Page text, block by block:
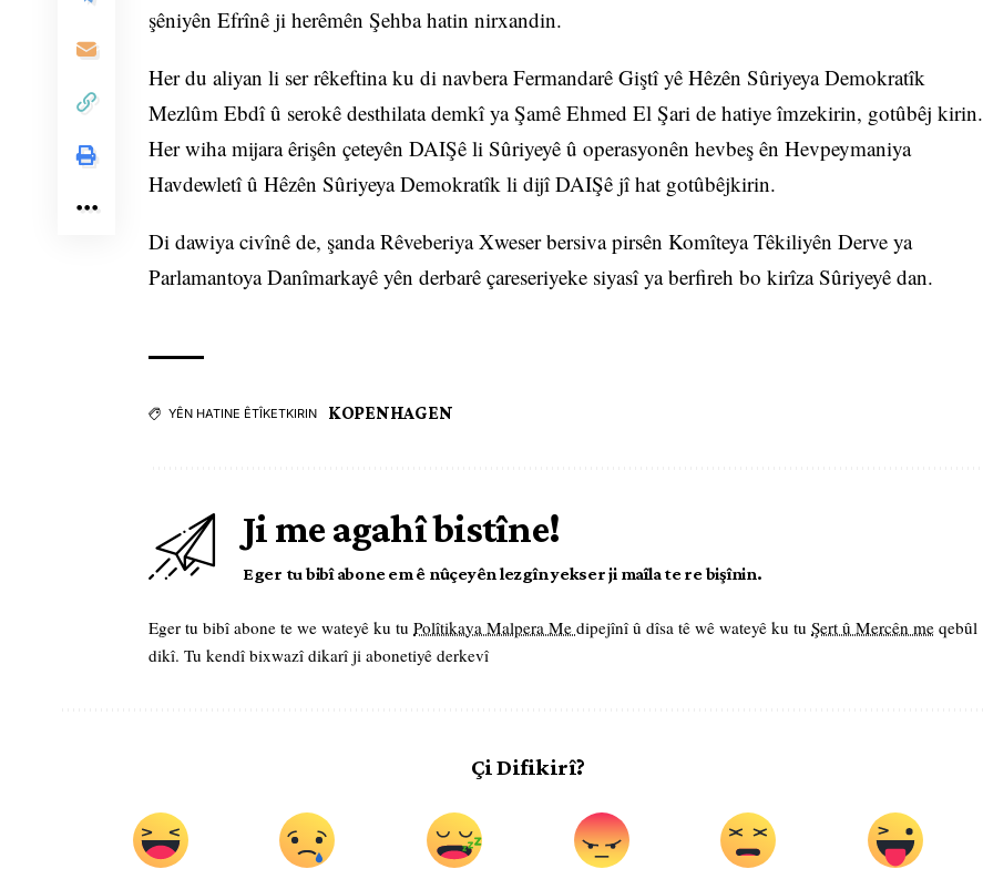
şêniyên Efrînê ji herêmên Şehba hatin nirxandin.
Her du aliyan li ser rêkeftina ku di navbera Fermandarê Giştî yê Hêzên Sûriyeya Demokratîk
Mezlûm Ebdî û serokê desthilata demkî ya Şamê Ehmed El Şari de hatiye îmzekirin, gotûbêj kirin.
Her wiha mijara êrişên çeteyên DAIŞê li Sûriyeyê û operasyonên hevbeş ên Hevpeymaniya
Havdewletî û Hêzên Sûriyeya Demokratîk li dijî DAIŞê jî hat gotûbêjkirin.
Di dawiya civînê de, şanda Rêveberiya Xweser bersiva pirsên Komîteya Têkiliyên Derve ya
Parlamantoya Danîmarkayê yên derbarê çareseriyeke siyasî ya berfireh bo kirîza Sûriyeyê dan.
YÊN HATINE ÊTÎKETKIRIN KOPENHAGEN
Ji me agahî bistîne!
Eger tu bibî abone em ê nûçeyên lezgîn yekser ji maîla te re bişînin.
Eger tu bibî abone te we wateyê ku tu Polîtikaya Malpera Me dipejînî û dîsa tê wê wateyê ku tu Şert û Mercên me qebûl
dikî. Tu kendî bixwazî dikarî ji abonetiyê derkevî
Çi Difikirî?